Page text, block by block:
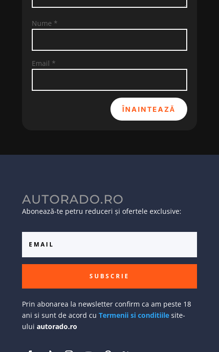
Nume *
Email *
ÎNAINTEAZĂ
AUTORADO.RO
Abonează-te petru reduceri și ofertele exclusive:
SUBSCRIE
Prin abonarea la newsletter confirm ca am peste 18
ani si sunt de acord cu Termenii si conditiilesite-
ului autorado.ro